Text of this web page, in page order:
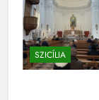
SZICÍLIA